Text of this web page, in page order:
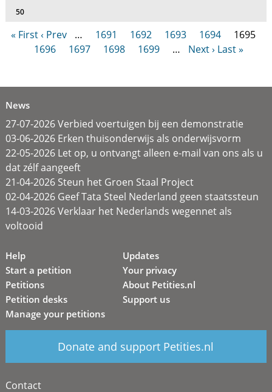
50
« First‹ Prev … 1691 1692 1693 1694
1695
1696
1697 1698 1699 … Next › Last »
News
27-07-2026 Verbied voertuigen bij een demonstratie
03-06-2026 Erken thuisonderwijs als onderwijsvorm
22-05-2026 Let op, u ontvangt alleen e-mail van ons als u
dat zélf aangeeft
21-04-2026 Steun het Groen Staal Project
02-04-2026 Geef Tata Steel Nederland geen staatssteun
14-03-2026 Verklaar het Nederlands wegennet als
voltooid
Help
Start a petition
Petitions
Petition desks
Manage your petitions
Updates
Your privacy
About Petities.nl
Support us
Donate and support Petities.nl
Contact